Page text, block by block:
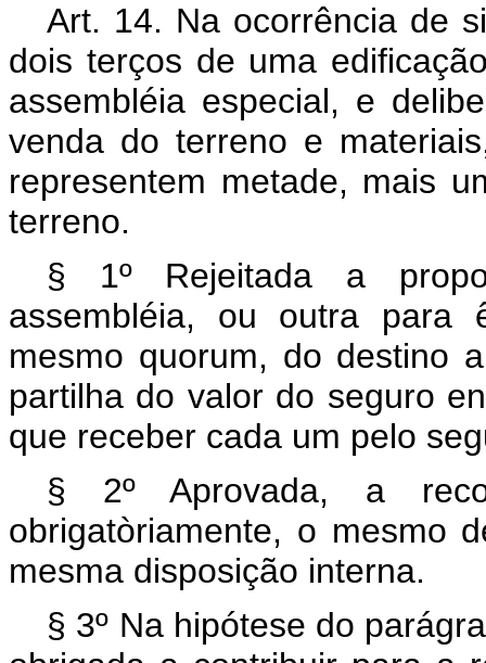
Art. 14. Na ocorrência de
dois terços de uma
assembléia especial, e
venda do terreno e
representem metade, mais
terreno.
§ 1º Rejeitada a
assembléia, ou outra para
mesmo quorum, do destino
partilha do valor do seguro
que receber cada um pelo
§ 2º Aprovada, a
obrigatòriamente, o mesmo
mesma disposição interna.
§ 3º Na hipótese do